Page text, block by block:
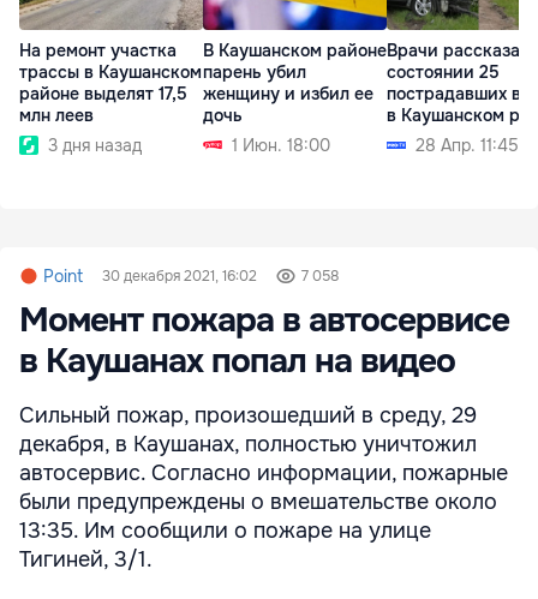
На ремонт участка
трассы в Каушанском
районе выделят 17,5
млн леев
3 дня назад
В Каушанском районе
парень убил
женщину и избил ее
дочь
1 Июн. 18:00
Врачи
состоянии 25
пострадавших в
в Каушанском
28 Апр. 11:45
Point 30 декабря 2021, 16:02 7 058
Момент пожара в автосервисе
в Каушанах попал на видео
Сильный пожар, произошедший в среду, 29
декабря, в Каушанах, полностью уничтожил
автосервис. Согласно информации, пожарные
были предупреждены о вмешательстве около
13:35. Им сообщили о пожаре на улице
Тигиней, 3/1.